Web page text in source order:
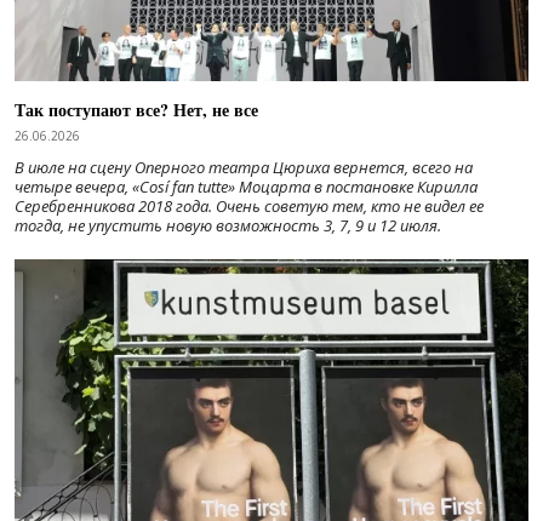
Так поступают все? Нет, не все
26.06.2026
В июле на сцену Оперного театра Цюриха вернется, всего на
четыре вечера, «Cosí fan tutte» Моцарта в постановке Кирилла
Серебренникова 2018 года. Очень советую тем, кто не видел ее
тогда, не упустить новую возможность 3, 7, 9 и 12 июля.